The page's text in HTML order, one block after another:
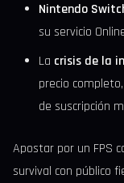
Nintendo
su servicio
La crisis de la
precio
de suscripción
Apostar por un FPS
survival con público